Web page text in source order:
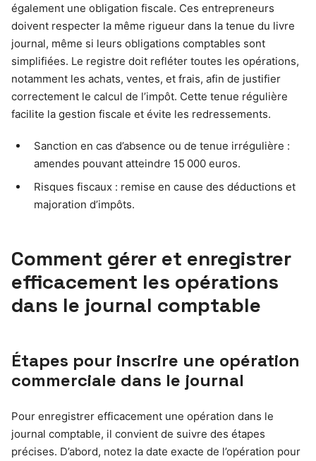
également une obligation fiscale. Ces entrepreneurs
doivent respecter la même rigueur dans la tenue du livre
journal, même si leurs obligations comptables sont
simplifiées. Le registre doit refléter toutes les opérations,
notamment les achats, ventes, et frais, afin de justifier
correctement le calcul de l’impôt. Cette tenue régulière
facilite la gestion fiscale et évite les redressements.
Sanction en cas d’absence ou de tenue irrégulière :
amendes pouvant atteindre 15 000 euros.
Risques fiscaux : remise en cause des déductions et
majoration d’impôts.
Comment gérer et enregistrer
efficacement les opérations
dans le journal comptable
Étapes pour inscrire une opération
commerciale dans le journal
Pour enregistrer efficacement une opération dans le
journal comptable, il convient de suivre des étapes
précises. D’abord, notez la date exacte de l’opération pour